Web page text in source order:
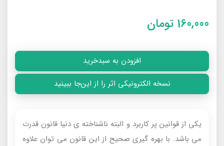
160,000 تومان
افزودن به سبدخرید
نسخه الکترونیکی اثر را از این‌جا ببینید
یکی از قوانین پر کاربرد و البته ناشناخته ی دنیا قانون قدرت
می باشد. با بهره گیری صحیح از این قانون می توان علاوه